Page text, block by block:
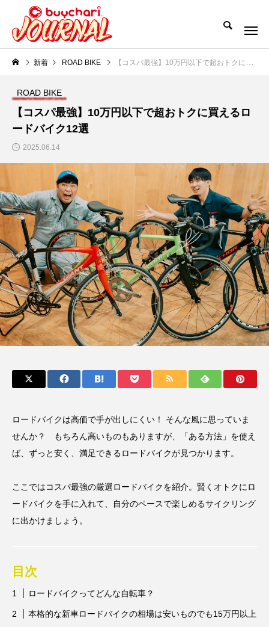
新着 ROAD BIKE 【コスパ最強】10万円以下で超おトクに買えるロードバイク12選
ROAD BIKE
【コスパ最強】10万円以下で超おトクに買えるロ
ードバイク12選
2025.06.14
ロードバイクは高価で手が出しにくい！ そんな風に思っていま
せんか？ もちろん高いものもありますが、「ある方法」を使え
ば、ずっと安く、満足できるロードバイクが見つかります。
ここではコスパ最強の厳選ロードバイクを紹介。賢くオトクにロ
ードバイクを手に入れて、自分のペースで楽しめるサイクリング
に出かけましょう。
目次
ロードバイクってどんな自転車？
本格的な新車ロードバイクの相場は安いものでも15万円以上